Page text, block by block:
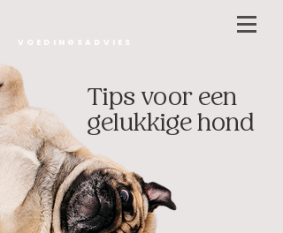
VOEDINGSADVIES
Tips voor een
gelukkige hond